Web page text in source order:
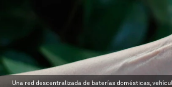
Una red descentralizada de baterías domésticas,